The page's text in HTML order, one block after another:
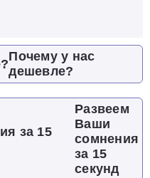
Почему у нас
дешевле?
Развеем
Ваши
сомнения
за 15
секунд